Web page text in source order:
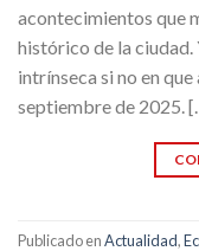
acontecimientos que
histórico de la ciudad.
intrínseca si no en
septiembre de 2025.
Publicado enActualidad,